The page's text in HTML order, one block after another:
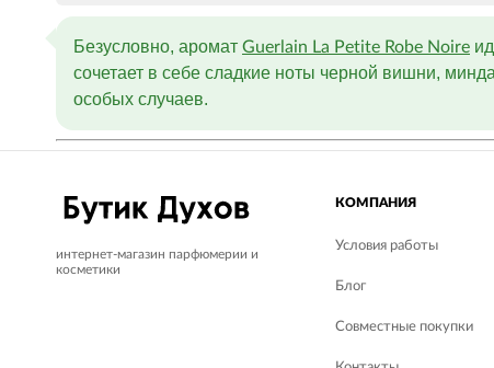
Безусловно, аромат Guerlain La Petite Robe Noire
сочетает в себе сладкие ноты черной вишни,
особых случаев.
интернет-магазин парфюмерии и
косметики
КОМПАНИЯ
Условия работы
Блог
Совместные покупки